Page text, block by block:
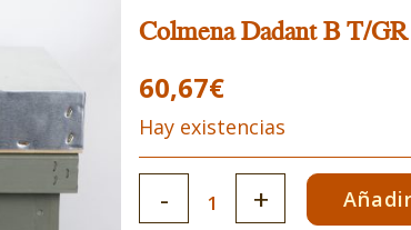
Colmena Dadant B T/
60,67€
Hay existencias
Colmena